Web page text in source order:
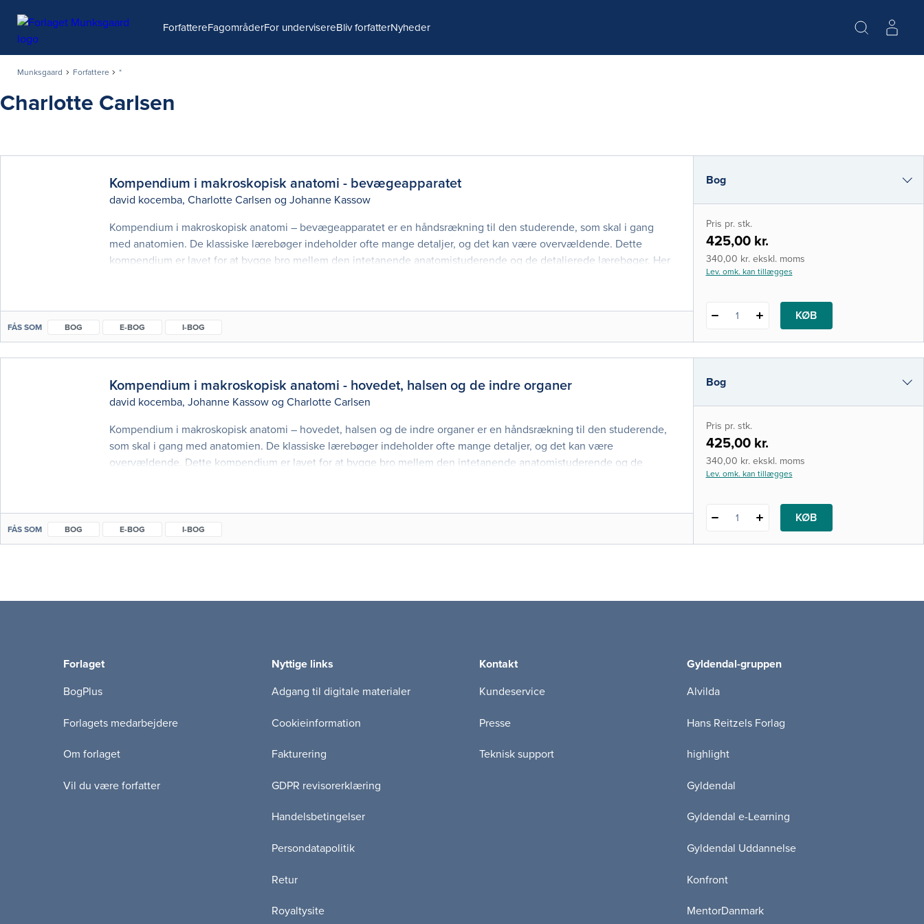
ForfattereFagområderFor undervisereBliv forfatterNyheder
Munksgaard Forfattere *
Charlotte Carlsen
Kompendium i makroskopisk anatomi - bevægeapparatet
david kocemba, Charlotte Carlsen og Johanne Kassow
Kompendium i makroskopisk anatomi – bevægeapparatet er en håndsrækning til den studerende, som skal i gang
med anatomien. De klassiske lærebøger indeholder ofte mange detaljer, og det kan være overvældende. Dette
kompendium er lavet for at bygge bro mellem den intetanende anatomistuderende og de detaljerede lærebøger. Her
FÅS SOM BOG E-BOG I-BOG
Bog
e-bog
i-bog
Pris pr. stk.
425,00 kr.
340,00 kr. ekskl. moms
Lev. omk. kan tillægges
1 KØB
Kompendium i makroskopisk anatomi - hovedet, halsen og de indre organer
david kocemba, Johanne Kassow og Charlotte Carlsen
Kompendium i makroskopisk anatomi – hovedet, halsen og de indre organer er en håndsrækning til den studerende,
som skal i gang med anatomien. De klassiske lærebøger indeholder ofte mange detaljer, og det kan være
overvældende. Dette kompendium er lavet for at bygge bro mellem den intetanende anatomistuderende og de
FÅS SOM BOG E-BOG I-BOG
Bog
e-bog
i-bog
Pris pr. stk.
425,00 kr.
340,00 kr. ekskl. moms
Lev. omk. kan tillægges
1 KØB
Forlaget
BogPlus
Forlagets medarbejdere
Om forlaget
Vil du være forfatter
Nyttige links
Adgang til digitale materialer
Cookieinformation
Fakturering
GDPR revisorerklæring
Handelsbetingelser
Persondatapolitik
Retur
Royaltysite
Kontakt
Kundeservice
Presse
Teknisk support
Gyldendal-gruppen
Alvilda
Hans Reitzels Forlag
highlight
Gyldendal
Gyldendal e-Learning
Gyldendal Uddannelse
Konfront
MentorDanmark